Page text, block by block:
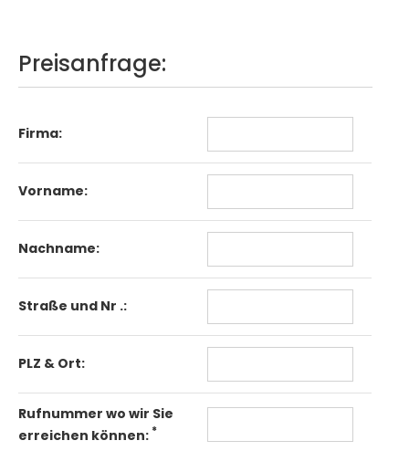
Preisanfrage:
Firma:
Vorname:
Nachname:
Straße und Nr .:
PLZ & Ort:
Rufnummer wo wir Sie
erreichen können: *